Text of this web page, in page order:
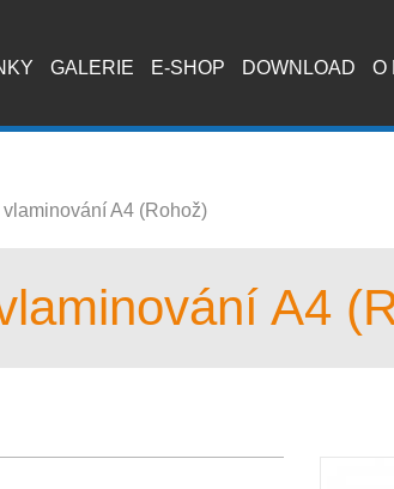
GALERIE E-SHOP DOWNLOAD O
vlaminování A4 (Rohož)
A4